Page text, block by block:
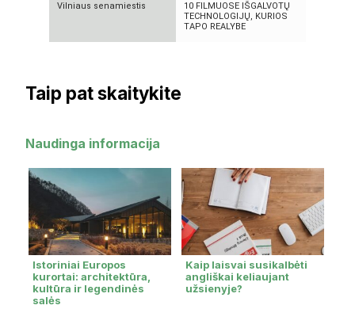
Vilniaus senamiestis
10 FILMUOSE IŠGALVOTŲ
TECHNOLOGIJŲ, KURIOS
TAPO REALYBE
Taip pat skaitykite
Naudinga informacija
Istoriniai Europos
kurortai: architektūra,
kultūra ir legendinės
salės
Kaip laisvai susikalbėti
angliškai keliaujant
užsienyje?